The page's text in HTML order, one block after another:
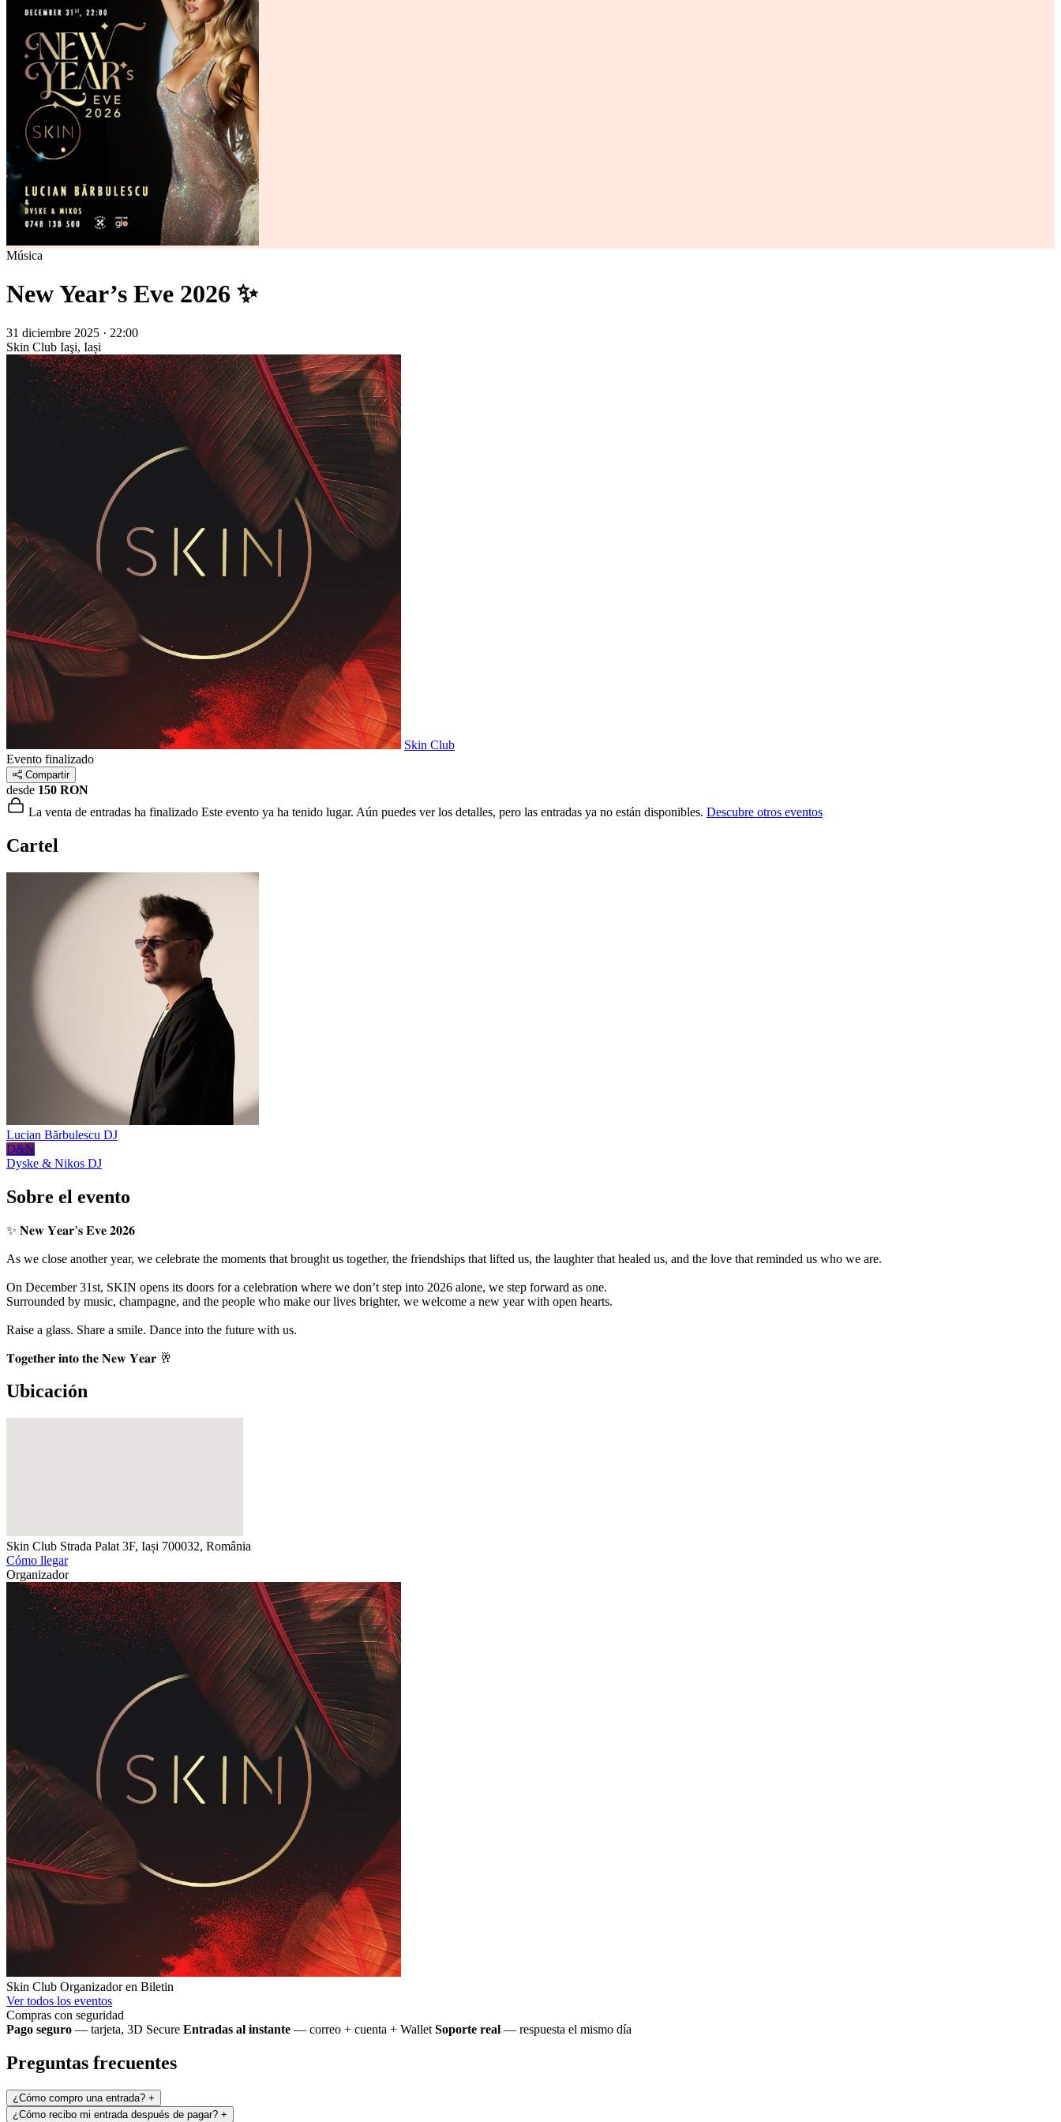
Música
New Year’s Eve 2026 ✨
31 diciembre 2025 · 22:00
Skin Club Iaşi, Iași
Skin Club
Evento finalizado
Compartir
desde 150 RON
La venta de entradas ha finalizado Este evento ya ha tenido lugar. Aún puedes ver los detalles, pero las entradas ya no están disponibles. Descubre otros eventos
Cartel
Lucian Bărbulescu DJ
D&N
Dyske & Nikos DJ
Sobre el evento
✨ 𝐍𝐞𝐰 𝐘𝐞𝐚𝐫’𝐬 𝐄𝐯𝐞 𝟐𝟎𝟐𝟔
As we close another year, we celebrate the moments that brought us together, the friendships that lifted us, the laughter that healed us, and the love that reminded us who we are.
On December 31st, SKIN opens its doors for a celebration where we don’t step into 2026 alone, we step forward as one.
Surrounded by music, champagne, and the people who make our lives brighter, we welcome a new year with open hearts.
Raise a glass. Share a smile. Dance into the future with us.
𝐓𝐨𝐠𝐞𝐭𝐡𝐞𝐫 𝐢𝐧𝐭𝐨 𝐭𝐡𝐞 𝐍𝐞𝐰 𝐘𝐞𝐚𝐫 🥂
Ubicación
Skin Club Strada Palat 3F, Iași 700032, România
Cómo llegar
Organizador
Skin Club Organizador en Biletin
Ver todos los eventos
Compras con seguridad
Pago seguro — tarjeta, 3D Secure Entradas al instante — correo + cuenta + Wallet Soporte real — respuesta el mismo día
Preguntas frecuentes
¿Cómo compro una entrada? +
¿Cómo recibo mi entrada después de pagar? +